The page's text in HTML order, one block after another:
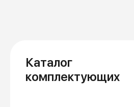
Каталог
комплектующих